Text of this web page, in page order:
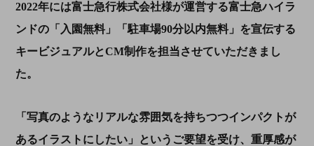
2022年には富士急行株式会社様が運営する富士急ハイラ
ンドの「入園無料」「駐車場90分以内無料」を宣伝する
キービジュアルとCM制作を担当させていただきまし
た。
「写真のようなリアルな雰囲気を持ちつつインパクトが
あるイラストにしたい」というご要望を受け、重厚感が